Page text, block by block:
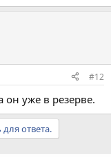
#12
он уже в резерве.
ответа.